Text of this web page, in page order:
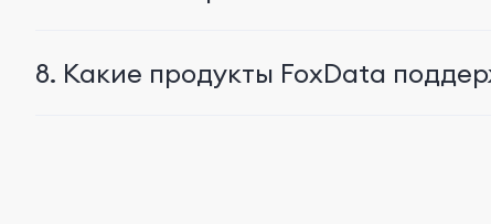
8. Какие продукты FoxData